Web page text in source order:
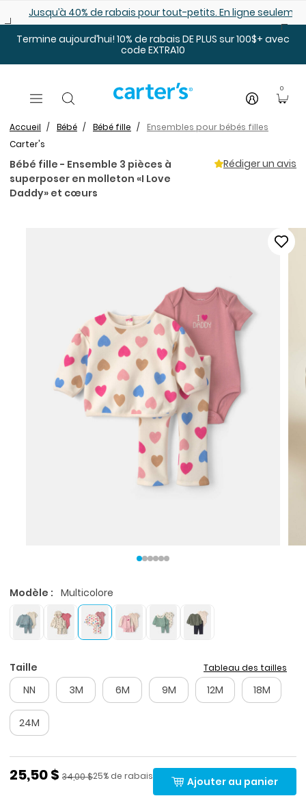
Jusqu’à 40% de rabais pour tout-petits. En ligne
Termine aujourd’hui! 10% de rabais DE PLUS sur 100$+ avec
code EXTRA10
0
Accueil Bébé Bébé fille
Ensembles pour bébés filles
Carter's
Bébé fille - Ensemble 3 pièces à
superposer en molleton «I Love
Daddy» et cœurs
Rédiger un avis
Modèle : Multicolore
Taille Tableau des tailles
NN 3M 6M 9M 12M 18M
24M
Prix de solde
25,50 $ Pourcentage de rabais
25% de rabais
Prix ​​de détail suggéré par le fabricant
34,00 $ Ajouter au panier